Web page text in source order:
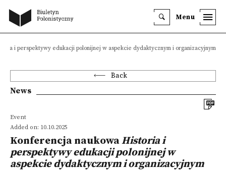
Menu
i perspektywy edukacji polonijnej w aspekcie dydaktycznym i organizacyjnym
Back
News
Event
Added on: 10.10.2025
Konferencja naukowaHistoria i
perspektywy edukacji polonijnej w
aspekcie dydaktycznym i organizacyjnym